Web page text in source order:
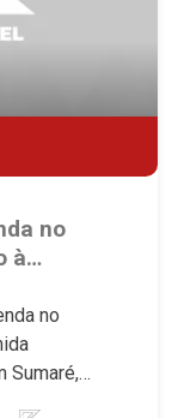
no
à
-
no
Sumaré,